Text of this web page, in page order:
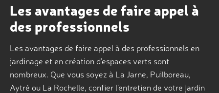
Les avantages de faire appel à
des professionnels
Les avantages de faire appel à des professionnels en
jardinage et en création d’espaces verts sont
nombreux. Que vous soyez à La Jarne, Puilboreau,
Aytré ou La Rochelle, confier l’entretien de votre jardin